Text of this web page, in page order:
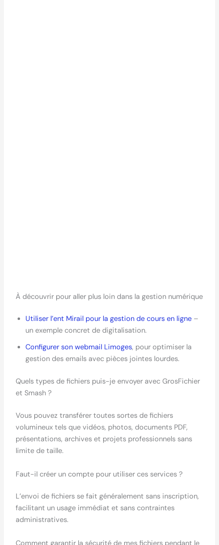
À découvrir pour aller plus loin dans la gestion numérique
Utiliser l’ent Mirail pour la gestion de cours en ligne–
un exemple concret de digitalisation.
Configurer son webmail Limoges, pour optimiser la
gestion des emails avec pièces jointes lourdes.
Quels types de fichiers puis-je envoyer avec GrosFichier
et Smash ?
Vous pouvez transférer toutes sortes de fichiers
volumineux tels que vidéos, photos, documents PDF,
présentations, archives et projets professionnels sans
limite de taille.
Faut-il créer un compte pour utiliser ces services ?
L’envoi de fichiers se fait généralement sans inscription,
facilitant un usage immédiat et sans contraintes
administratives.